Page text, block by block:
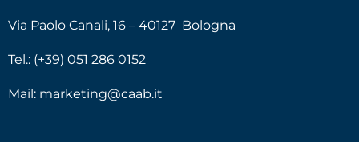
Via Paolo Canali, 16 – 40127 Bologna
Tel.: (+39) 051 286 0152
Mail: marketing@caab.it